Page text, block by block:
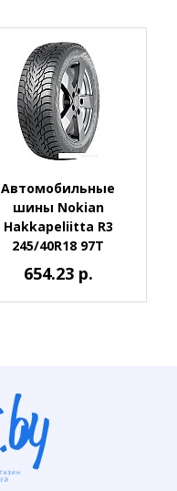
Автомобильные
шины Nokian
Hakkapeliitta R3
245/40R18 97T
654.23 р.